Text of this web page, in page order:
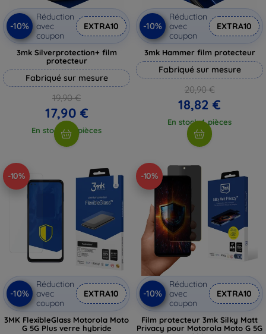
-10%
Réduction
avec
coupon
EXTRA10
3mk Silverprotection+ film
protecteur
Fabriqué sur mesure
19,90 €
17,90 €
En stock > 5 pièces
-10%
Réduction
avec
coupon
EXTRA10
3mk Hammer film protecteur
Fabriqué sur mesure
20,90 €
18,82 €
En stock 4 pièces
-10%
-10%
Réduction
avec
coupon
EXTRA10
3MK FlexibleGlass Motorola Moto
G 5G Plus verre hybride
-10%
-10%
Réduction
avec
coupon
EXTRA10
Film protecteur 3mk Silky Matt
Privacy pour Motorola Moto G 5G